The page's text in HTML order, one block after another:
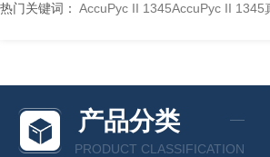
热门关键词： AccuPyc II 1345AccuPyc II
产品分类
PRODUCT CLASSIFICATION